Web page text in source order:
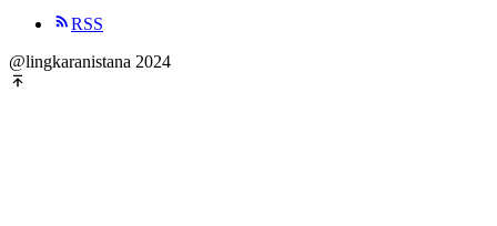
RSS
@lingkaranistana 2024